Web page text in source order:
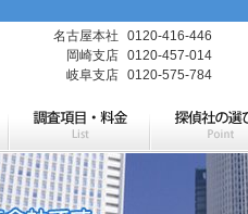
名古屋本社 0120-416-446
岡崎支店 0120-457-014
岐阜支店 0120-575-784